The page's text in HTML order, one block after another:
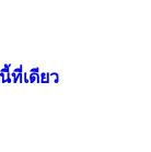
เดียว